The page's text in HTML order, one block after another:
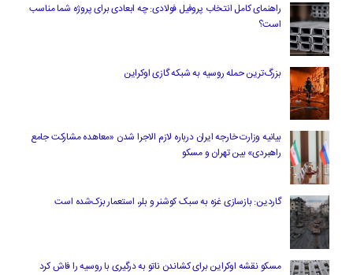
راهنمای کامل انتخاب پروفیل فولادی: چه ابعادی برای پروژه شما مناسب
است؟
بزرگ‌ترین حمله روسیه به شبکه گازی اوکراین
بیانیه وزارت خارجه ایران درباره لازم‌ الاجرا شدن «معاهده مشارکت جامع
راهبردی» بین تهران و مسکو
گاردین: بازسازی غزه به سبک کوشنر و بلر، استعمار بزک‌شده است
مسکو نقشه اوکراین برای کشاندن ناتو به درگیری با روسیه را فاش کرد